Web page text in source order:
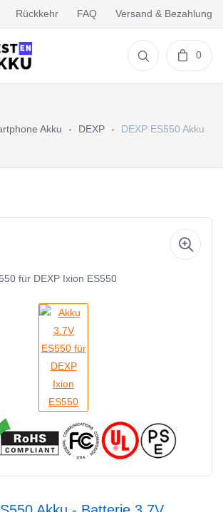
Rückkehr FAQ Versand & Bezahlung
0
Akku DEXP DEXP ES550 Akku